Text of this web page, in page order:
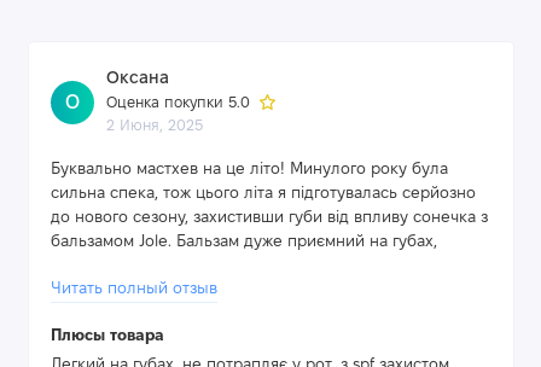
О
Оксана
Оценка покупки 5.0
2 Июня, 2025
Буквально мастхев на це літо! Минулого року була
сильна спека, тож цього літа я підготувалась серйозно
до нового сезону, захистивши губи від впливу сонечка з
бальзамом Jole. Бальзам дуже приємний на губах,
нанесенні тане та залишає прозорий фініш. А який у
відчутний на губах.
А ще цей бальзам зволожує губи буквально з першого
Читать полный отзыв
Плюсы товара